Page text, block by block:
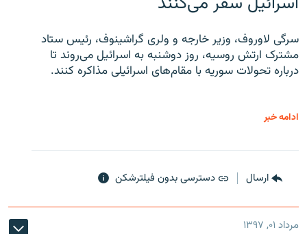
سرگی لاوروف، وزیر خارجه و ولری گراشینوف، رئیس ستاد
مشترک ارتش روسیه، روز دوشنبه به اسرائیل می‌روند تا
درباره تحولات سوریه با مقام‌های اسرائیلی مذاکره کنند.
ادامه خبر
ارسال دسترسی بدون فیلترشکن
مرداد ۰۱, ۱۳۹۷